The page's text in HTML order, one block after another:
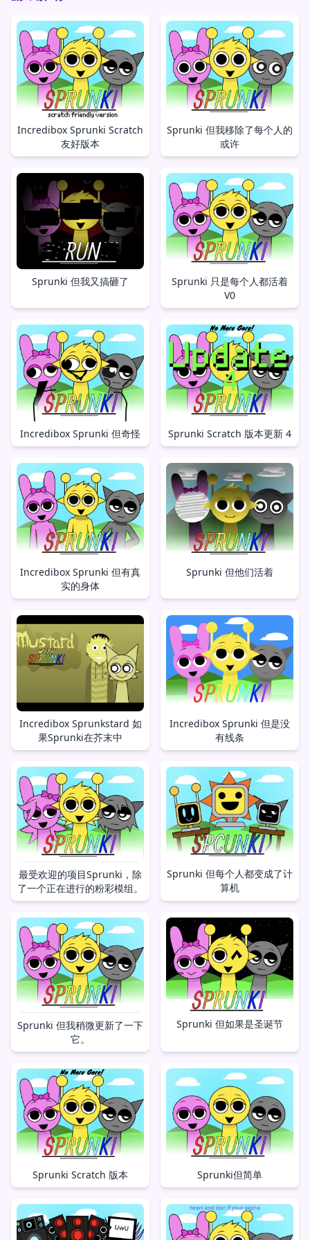
Incredibox Sprunki Scratch
友好版本
Sprunki 但我移除了每个人的
或许
Sprunki 但我又搞砸了
Sprunki 只是每个人都活着
V0
Incredibox Sprunki 但奇怪 Sprunki Scratch 版本更新 4
Incredibox Sprunki 但有真
实的身体
Sprunki 但他们活着
Incredibox Sprunkstard 如
果Sprunki在芥末中
Incredibox Sprunki 但是没
有线条
最受欢迎的项目Sprunki，除
了一个正在进行的粉彩模组。
Sprunki 但每个人都变成了计
算机
Sprunki 但我稍微更新了一下
它。
Sprunki 但如果是圣诞节
Sprunki Scratch 版本 Sprunki但简单